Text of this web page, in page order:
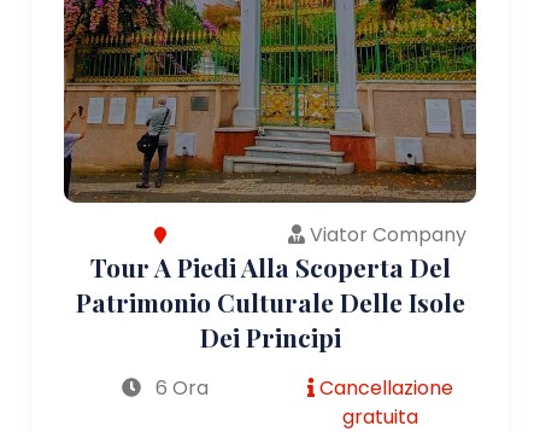
Viator Company
Tour A Piedi Alla Scoperta Del
Patrimonio Culturale Delle Isole
Dei Principi
6 Ora
Cancellazione
gratuita